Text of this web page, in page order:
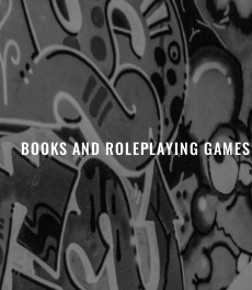
BOOKS AND ROLEPLAYING GAMES